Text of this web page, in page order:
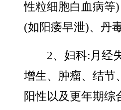
性粒细胞白血病等
(如阳痿早泄)、丹
2、妇科:月经失
增生、肿瘤、结节
阳性以及更年期综